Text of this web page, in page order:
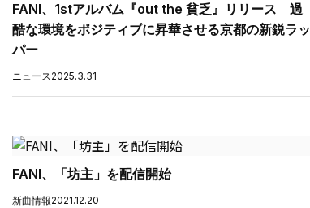
FANI、1stアルバム『out the 貧乏』リリース 過
酷な環境をポジティブに昇華させる京都の新鋭ラッ
パー
ニュース2025.3.31
FANI、「坊主」を配信開始
新曲情報2021.12.20